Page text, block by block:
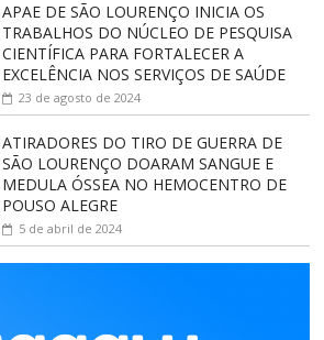
APAE DE SÃO LOURENÇO INICIA OS
TRABALHOS DO NÚCLEO DE PESQUISA
CIENTÍFICA PARA FORTALECER A
EXCELÊNCIA NOS SERVIÇOS DE SAÚDE
23 de agosto de 2024
ATIRADORES DO TIRO DE GUERRA DE
SÃO LOURENÇO DOARAM SANGUE E
MEDULA ÓSSEA NO HEMOCENTRO DE
POUSO ALEGRE
5 de abril de 2024